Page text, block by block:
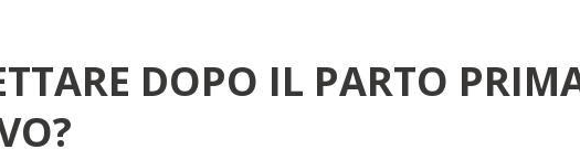
DOPO IL PARTO